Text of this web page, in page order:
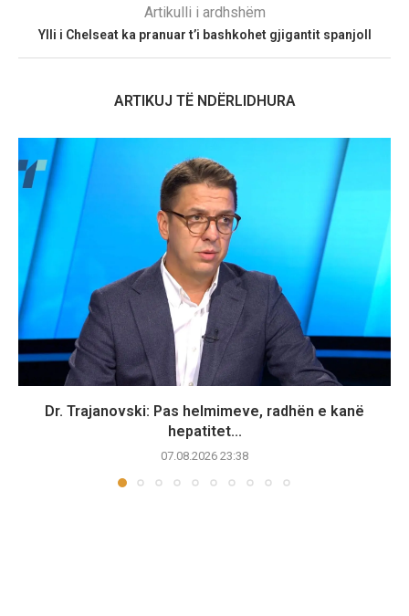
Artikulli i ardhshëm
Ylli i Chelseat ka pranuar t’i bashkohet gjigantit spanjoll
ARTIKUJ TË NDËRLIDHURA
Dr. Trajanovski: Pas helmimeve, radhën e kanë
hepatitet...
07.08.2026 23:38